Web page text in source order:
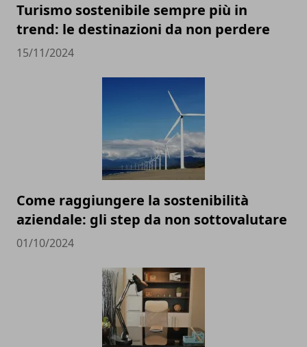
Turismo sostenibile sempre più in
trend: le destinazioni da non perdere
15/11/2024
Come raggiungere la sostenibilità
aziendale: gli step da non sottovalutare
01/10/2024